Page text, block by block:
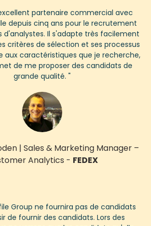
partenaire commercial avec
depuis cinq ans pour le recrutement
d'analystes. Il s'adapte très facilement
critères de sélection et ses processus
aux caractéristiques que je recherche,
de me proposer des candidats de
grande qualité. "
| Sales & Marketing Manager–
Analytics - FEDEX
Group ne fournira pas de candidats
de fournir des candidats. Lors des